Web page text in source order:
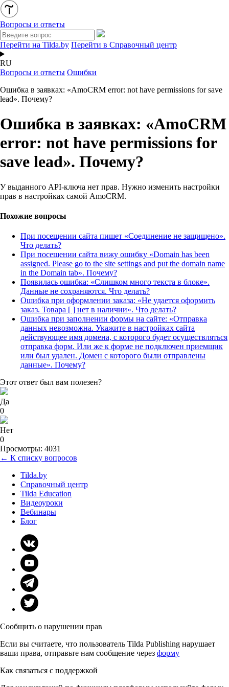
Вопросы и ответы
Перейти на Tilda.by Перейти в Справочный центр
RU
Вопросы и ответы Ошибки
Ошибка в заявках: «AmoCRM error: not have permissions for save
lead». Почему?
Ошибка в заявках: «AmoCRM
error: not have permissions for
save lead». Почему?
У выданного API-ключа нет прав. Нужно изменить настройки
прав в настройках самой AmoCRM.
Похожие вопросы
При посещении сайта пишет «Соединение не защищено».
Что делать?
При посещении сайта вижу ошибку «Domain has been
assigned. Please go to the site settings and put the domain name
in the Domain tab». Почему?
Появилась ошибка: «Слишком много текста в блоке».
Данные не сохраняются. Что делать?
Ошибка при оформлении заказа: «Не удается оформить
заказ. Товара [ ] нет в наличии». Что делать?
Ошибка при заполнении формы на сайте: «Отправка
данных невозможна. Укажите в настройках сайта
действующее имя домена, с которого будет осуществляться
отправка форм. Или же к форме не подключен приемщик
или был удален. Домен с которого были отправлены
данные». Почему?
Этот ответ был вам полезен?
Да
0
Нет
0
Просмотры: 4031
← К списку вопросов
Tilda.by
Справочный центр
Tilda Education
Видеоуроки
Вебинары
Блог
Сообщить о нарушении прав
Если вы считаете, что пользователь Tilda Publishing нарушает
ваши права, отправьте нам сообщение через форму
Как связаться с поддержкой